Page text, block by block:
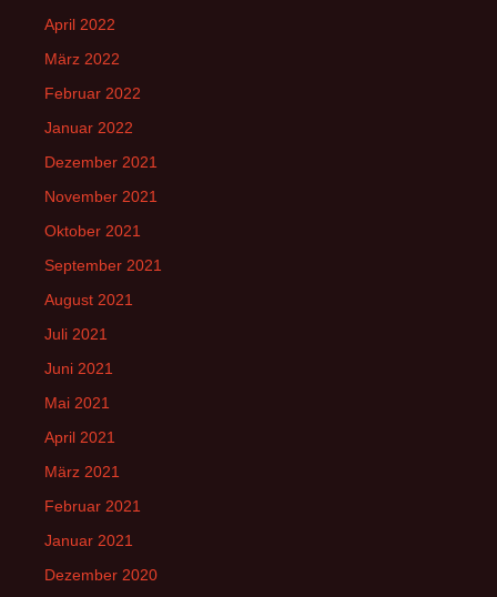
April 2022
März 2022
Februar 2022
Januar 2022
Dezember 2021
November 2021
Oktober 2021
September 2021
August 2021
Juli 2021
Juni 2021
Mai 2021
April 2021
März 2021
Februar 2021
Januar 2021
Dezember 2020